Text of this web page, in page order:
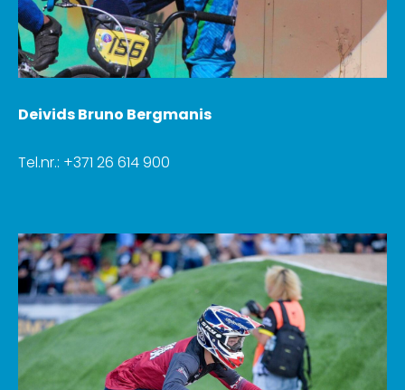
Deivids Bruno Bergmanis
Tel.nr.: +371 26 614 900